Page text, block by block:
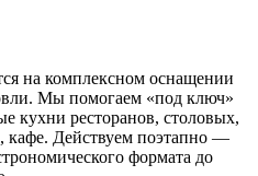
на комплексном оснащении
Мы помогаем «под ключ»
кухни ресторанов, столовых,
кафе. Действуем поэтапно —
формата до